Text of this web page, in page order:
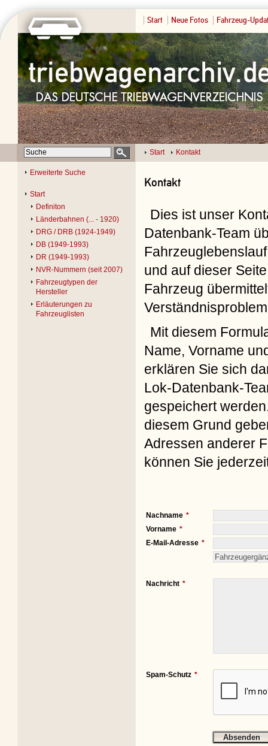
Start Neue Fotos Fahrzeug-
Start Kontakt
Erweiterte Suche
Start
Definiton
Länderbahnen (... - 1920)
DRG / DRB (1924-1949)
DB (1949-1993)
DR (1949-1993)
NVR-Nummern (seit 2007)
Fahrzeugtypen der
Hersteller
Erläuterungen zu
Fahrzeuglisten
Kontakt
Dies ist unser
Datenbank-Team
und auf dieser
Fahrzeug
Mit diesem
Name, Vorname
erklären Sie sich
Lok-Datenbank-
gespeichert
diesem Grund
Adressen anderer
können Sie
Nachname
Vorname
E-Mail-Adresse
Nachricht
Spam-Schutz